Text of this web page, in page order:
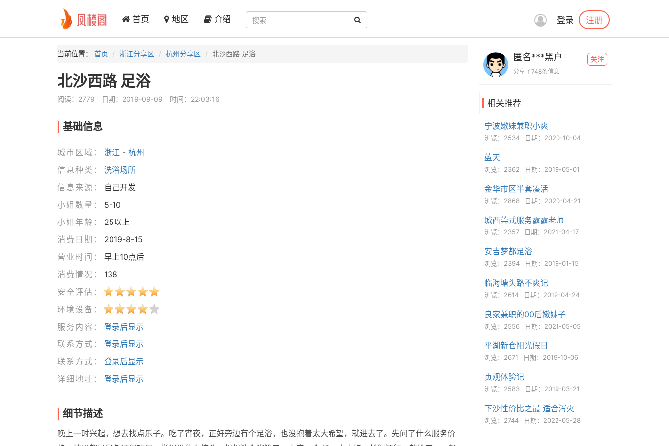
首页 地区 介绍 登录 注册
当前位置： 首页 浙江分享区 杭州分享区 北沙西路 足浴
北沙西路 足浴
阅读：2779 日期：2019-09-09 时间：22:03:16
基础信息
城市区域： 浙江 - 杭州
信息种类：
洗浴场所
信息来源：
自己开发
小姐数量：
5-10
小姐年龄：
25以上
消费日期：
2019-8-15
营业时间：
早上10点后
消费情况：
138
安全评估：
环境设备：
服务内容：
登录后显示
联系方式：
登录后显示
联系方式：
登录后显示
详细地址：
登录后显示
细节描述
晚上一时兴起，想去找点乐子。吃了宵夜，正好旁边有个足浴，也没抱着太大希望，就进去了。先问了什么服务价
匿名***黑户
分享了748条信息
关注
相关推荐
宁波嫩妹兼职小爽
浏览：2534 日期：2020-10-04
蓝天
浏览：2362 日期：2019-05-01
金华市区半套凑活
浏览：2868 日期：2020-04-21
城西莞式服务露露老师
浏览：2357 日期：2021-04-17
安吉梦都足浴
浏览：2394 日期：2019-01-15
临海塘头路不爽记
浏览：2614 日期：2019-04-24
良家兼职的00后嫩妹子
浏览：2556 日期：2021-05-05
平湖新仓阳光假日
浏览：2671 日期：2019-10-06
贞观体验记
浏览：2583 日期：2019-03-21
下沙性价比之最 适合泻火
浏览：2744 日期：2022-05-28